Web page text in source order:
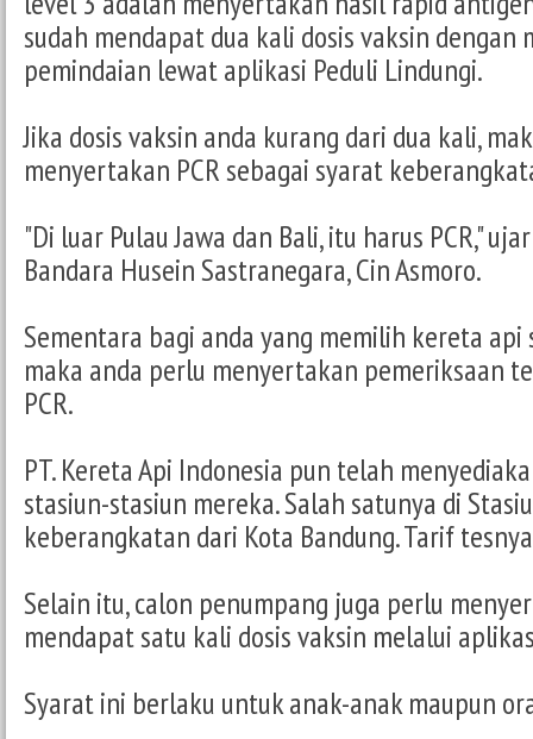
sudah mendapat dua kali dosis vaksin dengan
pemindaian lewat aplikasi Peduli Lindungi.
Jika dosis vaksin anda kurang dari dua kali,
menyertakan PCR sebagai syarat
"Di luar Pulau Jawa dan Bali, itu harus PCR,"
Bandara Husein Sastranegara, Cin Asmoro.
Sementara bagi anda yang memilih kereta
maka anda perlu menyertakan pemeriksaan
PCR.
PT. Kereta Api Indonesia pun telah
stasiun-stasiun mereka. Salah satunya di
keberangkatan dari Kota Bandung. Tarif
Selain itu, calon penumpang juga perlu
mendapat satu kali dosis vaksin melalui
Syarat ini berlaku untuk anak-anak maupun